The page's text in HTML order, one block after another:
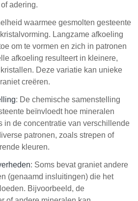
adering.
waarmee gesmolten gesteente
Langzame afkoeling
om te vormen en zich in patronen
afkoeling resulteert in kleinere,
Deze variatie kan unieke
creëren.
: De chemische samenstelling
beïnvloedt hoe mineralen
in de concentratie van verschillende
patronen, zoals strepen of
kleuren.
: Soms bevat graniet andere
(genaamd insluitingen) die het
Bijvoorbeeld, de